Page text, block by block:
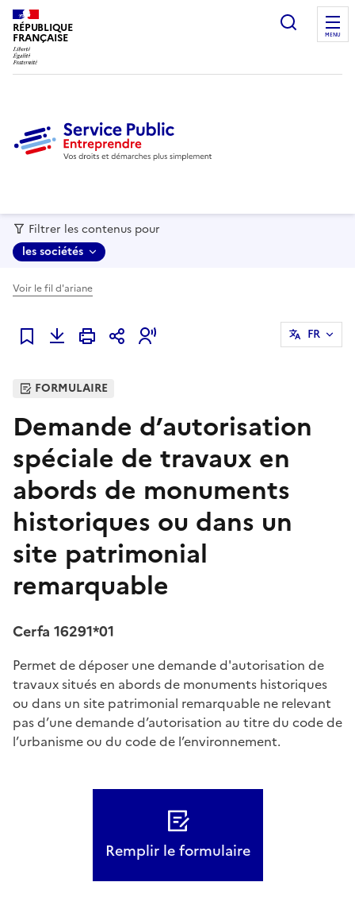
RÉPUBLIQUE
FRANÇAISE MENU
Filtrer les contenus pour
les sociétés
Voir le fil d'ariane
Ajouter à mes favoris
FR
FORMULAIRE
Demande d’autorisation
spéciale de travaux en
abords de monuments
historiques ou dans un
site patrimonial
remarquable
Cerfa 16291*01
Permet de déposer une demande d'autorisation de
travaux situés en abords de monuments historiques
ou dans un site patrimonial remarquable ne relevant
pas d’une demande d’autorisation au titre du code de
l’urbanisme ou du code de l’environnement.
Remplir le formulaire